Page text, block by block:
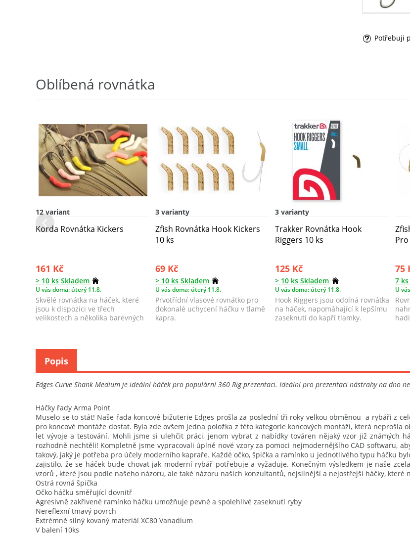
Potřebuji
Oblíbená rovnátka
12 variant
Korda Rovnátka Kickers
161 Kč
> 10 ks Skladem
U vás doma: úterý 11.8.
Skvělé rovnátka na háček, které
jsou k dispozici ve třech
velikostech a několika barevných
3 varianty
Zfish Rovnátka Hook Kickers
10 ks
69 Kč
> 10 ks Skladem
U vás doma: úterý 11.8.
Prvotřídní vlasové rovnátko pro
dokonalé uchycení háčku v tlamě
kapra.
3 varianty
Trakker Rovnátka Hook
Riggers 10 ks
125 Kč
> 10 ks Skladem
U vás doma: úterý 11.8.
Hook Riggers jsou odolná rovnátka
na háček, napomáhající k lepšímu
zaseknutí do kapří tlamky.
Pro
75
7
U
Edges Curve Shank Medium je ideální háček pro populární 360 Rig prezentaci. Ideální pro prezentaci nástrahy na dno
Háčky řady Arma Point
Muselo se to stát! Naše řada koncové bižuterie Edges prošla za poslední tři roky velkou obměnou a rybáři z
pro koncové montáže dostat. Byla zde ovšem jedna položka z této kategorie koncových montáží, která
let vývoje a testování. Mohli jsme si ulehčit práci, jenom vybrat z nabídky továren nějaký vzor již známých
rozhodně nechtěli! Kompletně jsme vypracovali úplně nové vzory za pomoci nejmodernějšího CAD softwaru,
takový, jaký je potřeba pro účely moderního kapraře. Každé očko, špička a ramínko u jednotlivého typu háčku
zajistilo, že se háček bude chovat jak moderní rybář potřebuje a vyžaduje. Konečným výsledkem je naše
vzorů , které jsou podle našeho názoru, ale také názoru našich konzultantů, nejsilnější a nejostřejší háčky, které
Ostrá rovná špička
Očko háčku směřující dovnitř
Agresivně zakřivené ramínko háčku umožňuje pevné a spolehlivé zaseknutí ryby
Nereflexní tmavý povrch
Extrémně silný kovaný materiál XC80 Vanadium
V balení 10ks
Popis